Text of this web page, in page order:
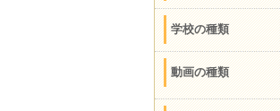
学校の種類
動画の種類